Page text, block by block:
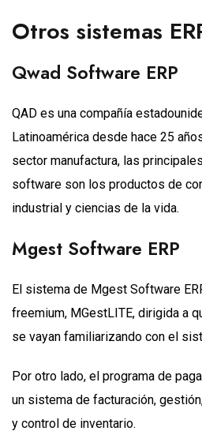
Otros sistemas
Qwad Software ERP
QAD es una compañía
Latinoamérica desde hace 25
sector manufactura, las
software son los productos de
industrial y ciencias de la vida.
Mgest Software ERP
El sistema de Mgest Software
freemium, MGestLITE, dirigida a
se vayan familiarizando con el
Por otro lado, el programa de
un sistema de facturación,
y control de inventario.